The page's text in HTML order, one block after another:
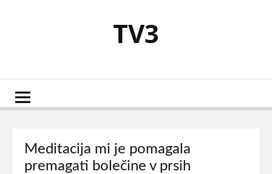
TV3
Meditacija mi je pomagala
premagati bolečine v prsih